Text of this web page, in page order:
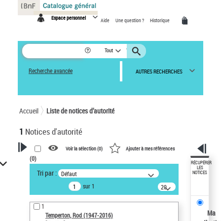
Espace personnel Aide Une question ? Historique
Tout
Recherche avancée AUTRES RECHERCHES
Accueil Liste de notices d’autorité
1 Notices d'autorité
VOTRE RECHERCHE
Recherche avancée dans les
notices d’autorité
Œuvres liées à l'auteur :
Temperton, Rod (1947-2016)
Voir la sélection (0) Ajouter à mes références
(0)
Tri par : Défaut
sur 1
20
résultats/page
1
Temperton, Rod (1947-2016)
RÉCUPÉRER
LES
NOTICES
Ma
Panneau de gestion des cookies